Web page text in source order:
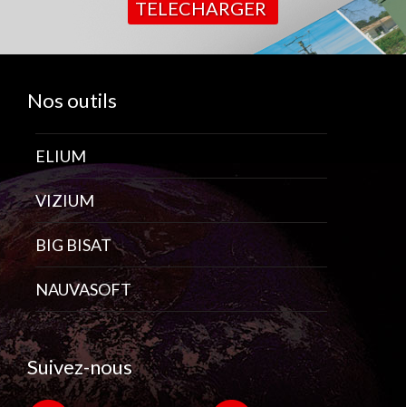
TELECHARGER
Nos outils
ELIUM
VIZIUM
BIG BISAT
NAUVASOFT
Suivez-nous